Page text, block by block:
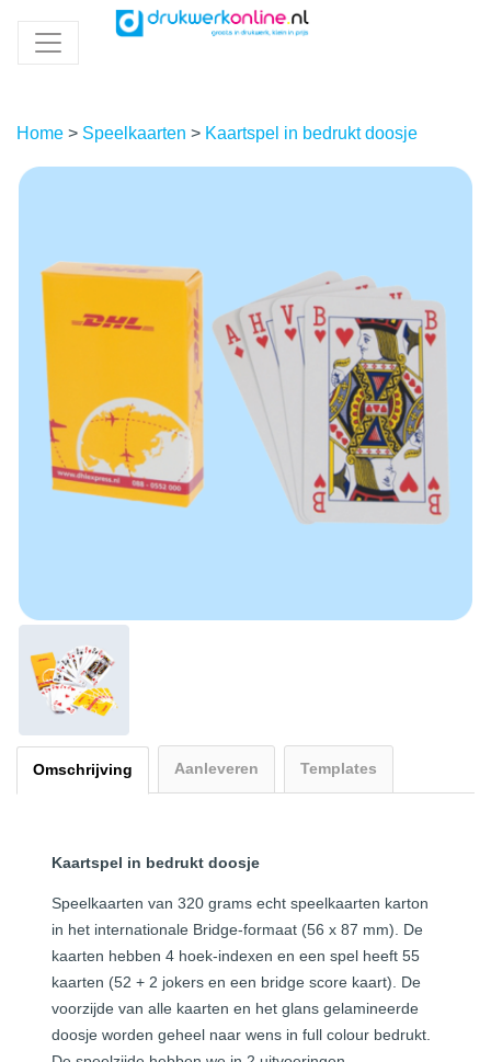
Home > Speelkaarten > Kaartspel in bedrukt doosje
Omschrijving Aanleveren Templates
Kaartspel in bedrukt doosje
Speelkaarten van 320 grams echt speelkaarten karton
in het internationale Bridge-formaat (56 x 87 mm). De
kaarten hebben 4 hoek-indexen en een spel heeft 55
kaarten (52 + 2 jokers en een bridge score kaart). De
voorzijde van alle kaarten en het glans gelamineerde
doosje worden geheel naar wens in full colour bedrukt.